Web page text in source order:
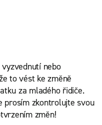
nebo
to vést ke změně
za mladého řidiče.
prosím zkontrolujte svou
změn!